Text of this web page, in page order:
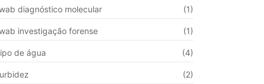
diagnóstico molecular (1)
investigação forense (1)
de água (4)
(2)